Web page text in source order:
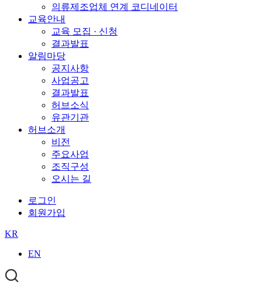
의류제조업체 연계 코디네이터
교육안내
교육 모집 · 신청
결과발표
알림마당
공지사항
사업공고
결과발표
허브소식
유관기관
허브소개
비전
주요사업
조직구성
오시는 길
로그인
회원가입
KR
EN